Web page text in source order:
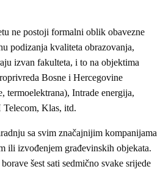
ne postoji formalni oblik obavezne
podizanja kvaliteta obrazovanja,
izvan fakulteta, i to na objektima
Bosne i Hercegovine
termoelektrana), Intrade energija,
Telecom, Klas, itd.
sa svim značajnijim kompanijama
ili izvođenjem građevinskih objekata.
šest sati sedmično svake srijede